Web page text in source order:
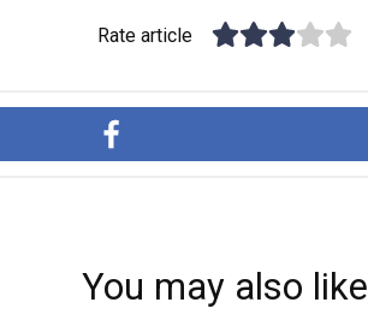
Rate article
You may also like